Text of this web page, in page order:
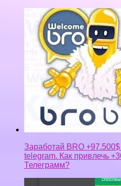
Заработай BRO
telegram. Как привлечь
Телеграмм?